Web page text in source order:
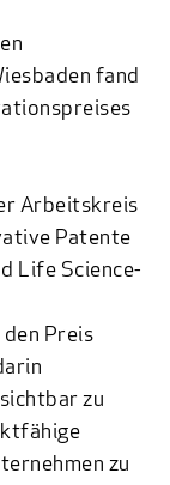
fand
Arbeitskreis
Patente
Life Science-
Preis
zu
zu